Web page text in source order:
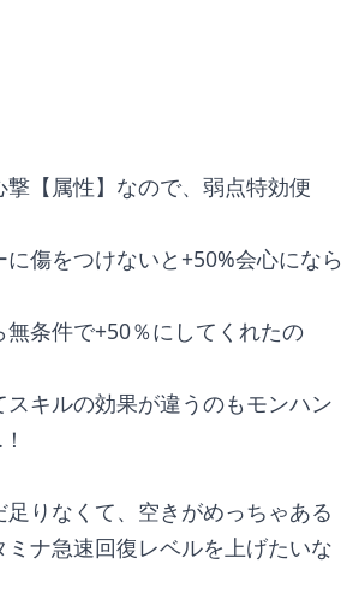
撃【属性】なので、弱点特効便
傷をつけないと+50%会心になら
条件で+50％にしてくれたの
スキルの効果が違うのもモンハン
りなくて、空きがめっちゃある
ナ急速回復レベルを上げたいな